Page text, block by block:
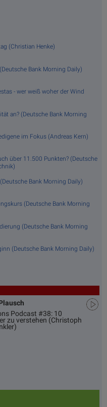
(Christian Henke)
Bank Morning Daily)
- wer weiß woher der Wind
an? (Deutsche Bank Morning
im Fokus (Andreas Kern)
über 11.500 Punkten? (Deutsche
Bank Morning Daily)
(Deutsche Bank Morning
(Deutsche Bank Morning
(Deutsche Bank Morning Daily)
Podcast #38: 10
zu verstehen (Christoph